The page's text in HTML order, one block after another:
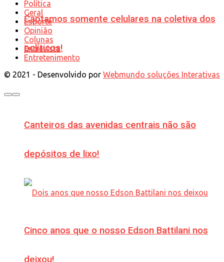
Captamos somente celulares na coletiva dos
políticos!
Canteiros das avenidas centrais não são
depósitos de lixo!
Cinco anos que o nosso Edson Battilani nos
deixou!
Política
Geral
Esporte
Opinião
Colunas
Entrevista
Entretenimento
© 2021 - Desenvolvido por Webmundo soluções Interativas